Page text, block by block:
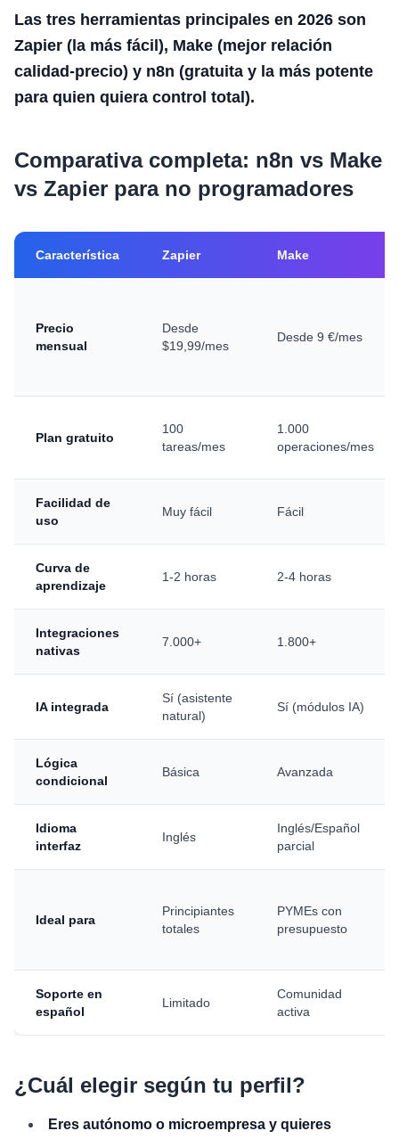
Las tres herramientas principales en 2026 son
Zapier (la más fácil), Make (mejor relación
calidad-precio) y n8n (gratuita y la más potente
para quien quiera control total).
Comparativa completa: n8n vs Make
vs Zapier para no programadores
Característica Zapier Make
Precio
mensual
Desde
$19,99/mes
Desde 9 €/mes
Plan gratuito
100
tareas/mes
1.000
operaciones/mes
Facilidad de
uso
Muy fácil Fácil
Curva de
aprendizaje
1-2 horas 2-4 horas
Integraciones
nativas
7.000+ 1.800+
IA integrada
Sí (asistente
natural)
Sí (módulos IA)
Lógica
condicional
Básica Avanzada
Idioma
interfaz
Inglés
Inglés/Español
parcial
Ideal para
Principiantes
totales
PYMEs con
presupuesto
Soporte en
español
Limitado
Comunidad
activa
¿Cuál elegir según tu perfil?
Eres autónomo o microempresa y quieres